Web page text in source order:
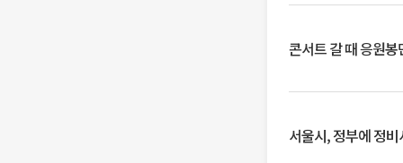
콘서트 갈 때 응원
서울시, 정부에 정